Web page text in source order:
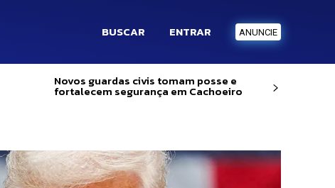
BUSCAR ENTRAR ANUNCIE
Novos guardas civis tomam posse e
fortalecem segurança em Cachoeiro